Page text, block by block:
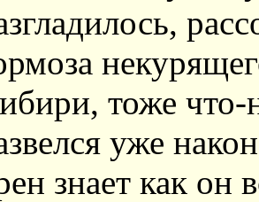
тоже что-
уже
знает как он